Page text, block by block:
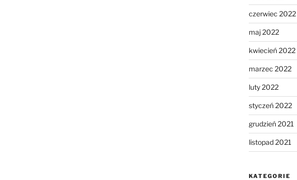
czerwiec 2022
maj 2022
kwiecień 2022
marzec 2022
luty 2022
styczeń 2022
grudzień 2021
listopad 2021
KATEGORIE